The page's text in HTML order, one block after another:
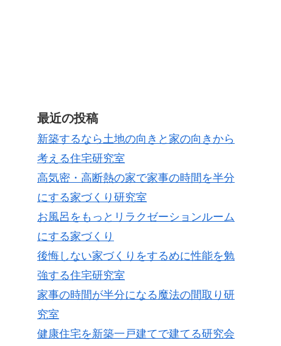
最近の投稿
新築するなら土地の向きと家の向きから
考える住宅研究室
高気密・高断熱の家で家事の時間を半分
にする家づくり研究室
お風呂をもっとリラクゼーションルーム
にする家づくり
後悔しない家づくりをするめに性能を勉
強する住宅研究室
家事の時間が半分になる魔法の間取り研
究室
健康住宅を新築一戸建てで建てる研究会